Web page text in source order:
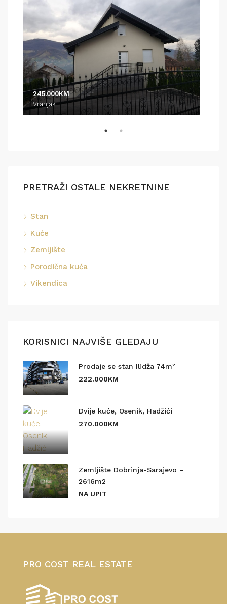
245.000KM
Vranjak
PRETRAŽI OSTALE NEKRETNINE
Stan
Kuće
Zemljište
Porodična kuća
Vikendica
KORISNICI NAJVIŠE GLEDAJU
Prodaje se stan Ilidža 74m²
222.000KM
Dvije kuće, Osenik, Hadžići
270.000KM
Zemljište Dobrinja-Sarajevo –
2616m2
NA UPIT
PRO COST REAL ESTATE